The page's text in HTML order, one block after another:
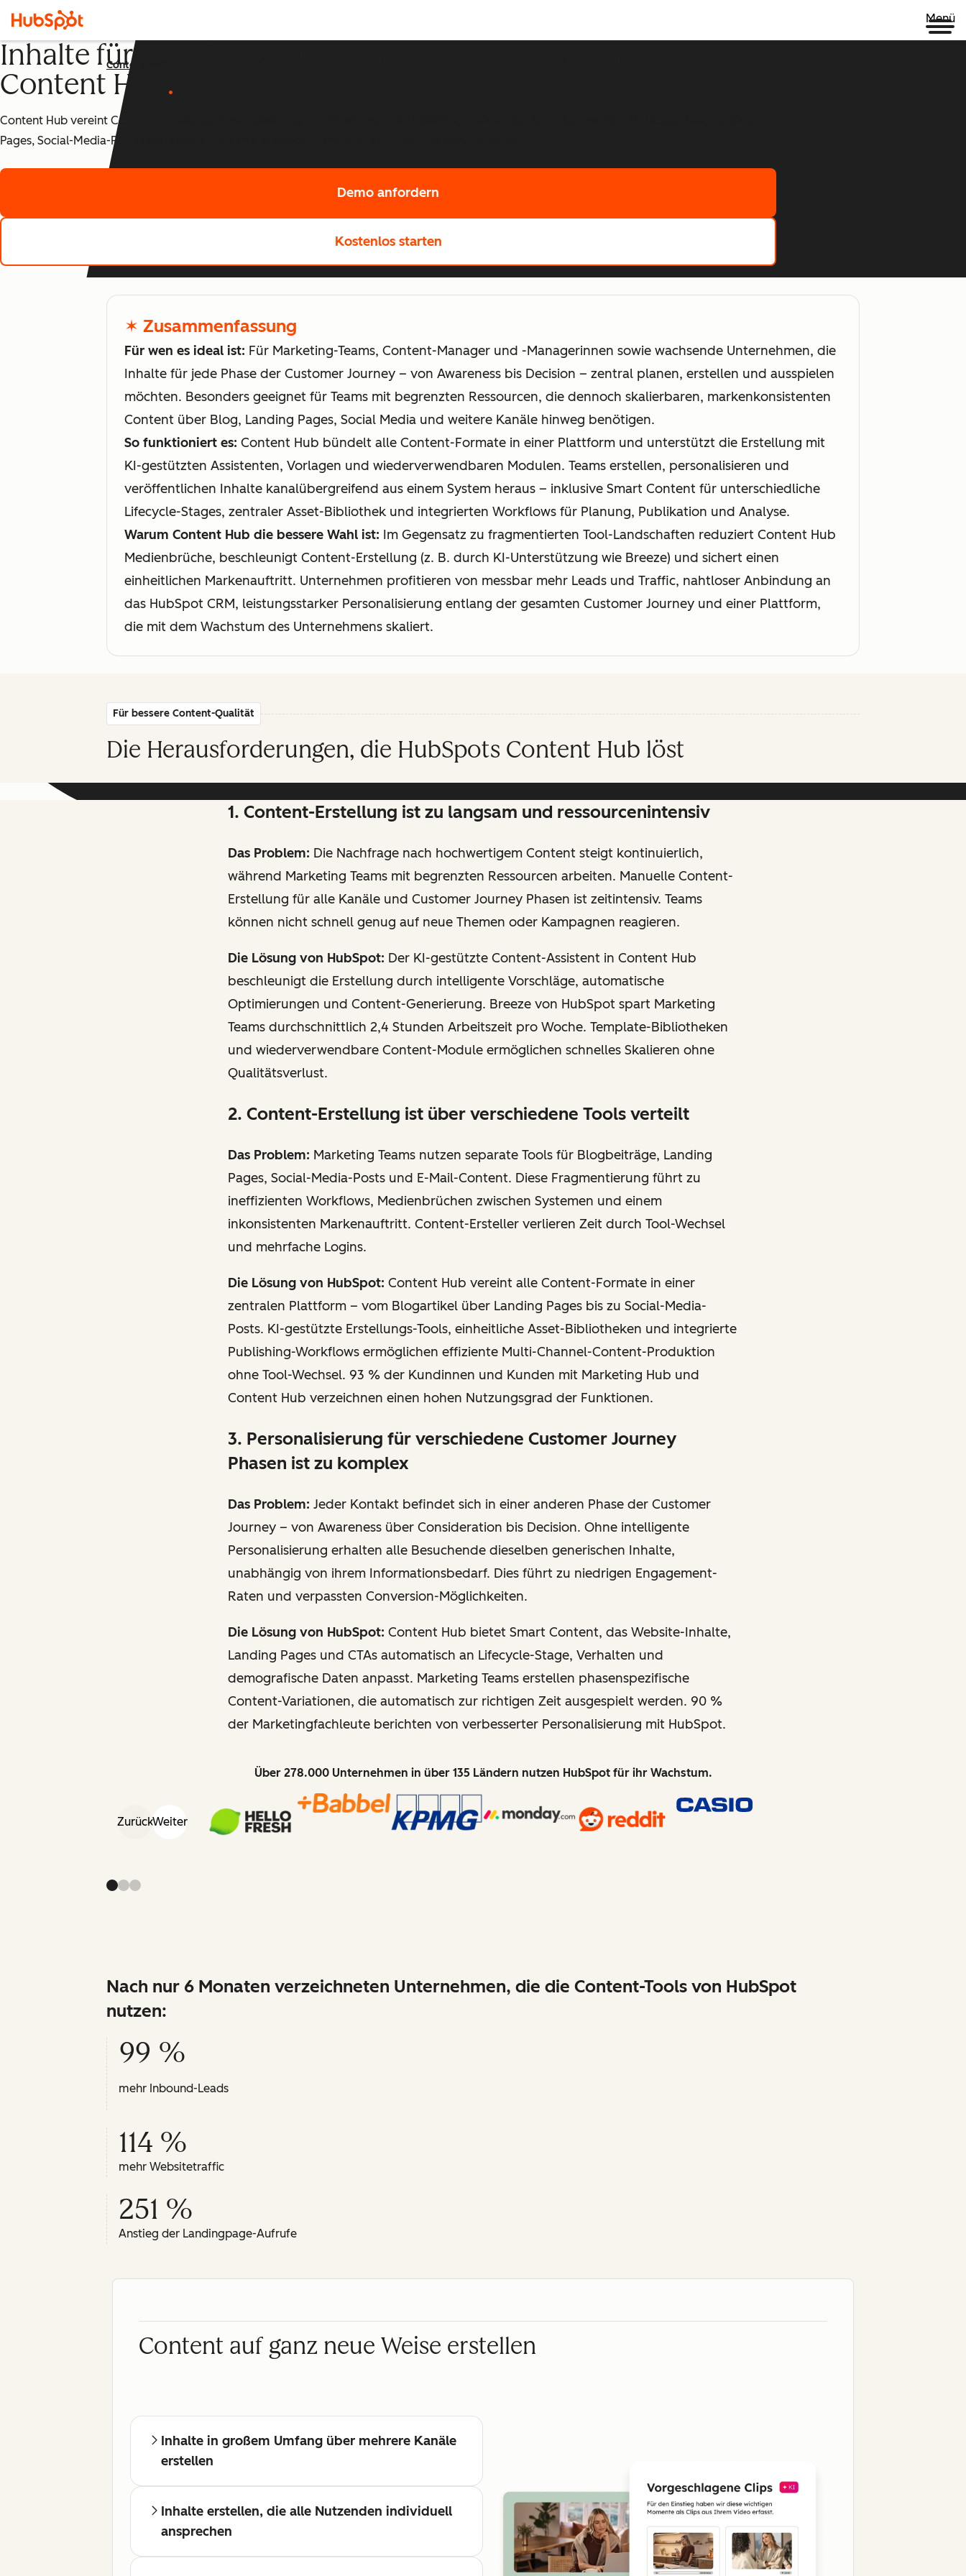
Menü
Content Hub
Inhalte für jede Phase der Customer Journey erstellen – mit
Content Hub
Content Hub vereint Content-Erstellung, Personalisierung und Multi-Channel-Publishing in einer Plattform. So erstellen Sie Blogartikel, Landing
Pages, Social-Media-Posts und Podcasts, die Ihre Kundschaft in jeder Phase ihrer Journey ansprechen.
Demo anfordern
Kostenlos starten
✶ Zusammenfassung
Für wen es ideal ist: Für Marketing-Teams, Content-Manager und -Managerinnen sowie wachsende Unternehmen, die
Inhalte für jede Phase der Customer Journey – von Awareness bis Decision – zentral planen, erstellen und ausspielen
möchten. Besonders geeignet für Teams mit begrenzten Ressourcen, die dennoch skalierbaren, markenkonsistenten
Content über Blog, Landing Pages, Social Media und weitere Kanäle hinweg benötigen.
So funktioniert es: Content Hub bündelt alle Content-Formate in einer Plattform und unterstützt die Erstellung mit
KI-gestützten Assistenten, Vorlagen und wiederverwendbaren Modulen. Teams erstellen, personalisieren und
veröffentlichen Inhalte kanalübergreifend aus einem System heraus – inklusive Smart Content für unterschiedliche
Lifecycle-Stages, zentraler Asset-Bibliothek und integrierten Workflows für Planung, Publikation und Analyse.
Warum Content Hub die bessere Wahl ist: Im Gegensatz zu fragmentierten Tool-Landschaften reduziert Content Hub
Medienbrüche, beschleunigt Content-Erstellung (z. B. durch KI-Unterstützung wie Breeze) und sichert einen
einheitlichen Markenauftritt. Unternehmen profitieren von messbar mehr Leads und Traffic, nahtloser Anbindung an
das HubSpot CRM, leistungsstarker Personalisierung entlang der gesamten Customer Journey und einer Plattform,
die mit dem Wachstum des Unternehmens skaliert.
Für bessere Content-Qualität
Die Herausforderungen, die HubSpots Content Hub löst
1. Content-Erstellung ist zu langsam und ressourcenintensiv
Das Problem: Die Nachfrage nach hochwertigem Content steigt kontinuierlich,
während Marketing Teams mit begrenzten Ressourcen arbeiten. Manuelle Content-
Erstellung für alle Kanäle und Customer Journey Phasen ist zeitintensiv. Teams
können nicht schnell genug auf neue Themen oder Kampagnen reagieren.
Die Lösung von HubSpot: Der KI-gestützte Content-Assistent in Content Hub
beschleunigt die Erstellung durch intelligente Vorschläge, automatische
Optimierungen und Content-Generierung. Breeze von HubSpot spart Marketing
Teams durchschnittlich 2,4 Stunden Arbeitszeit pro Woche. Template-Bibliotheken
und wiederverwendbare Content-Module ermöglichen schnelles Skalieren ohne
Qualitätsverlust.
2. Content-Erstellung ist über verschiedene Tools verteilt
Das Problem: Marketing Teams nutzen separate Tools für Blogbeiträge, Landing
Pages, Social-Media-Posts und E-Mail-Content. Diese Fragmentierung führt zu
ineffizienten Workflows, Medienbrüchen zwischen Systemen und einem
inkonsistenten Markenauftritt. Content-Ersteller verlieren Zeit durch Tool-Wechsel
und mehrfache Logins.
Die Lösung von HubSpot: Content Hub vereint alle Content-Formate in einer
zentralen Plattform – vom Blogartikel über Landing Pages bis zu Social-Media-
Posts. KI-gestützte Erstellungs-Tools, einheitliche Asset-Bibliotheken und integrierte
Publishing-Workflows ermöglichen effiziente Multi-Channel-Content-Produktion
ohne Tool-Wechsel. 93 % der Kundinnen und Kunden mit Marketing Hub und
Content Hub verzeichnen einen hohen Nutzungsgrad der Funktionen.
3. Personalisierung für verschiedene Customer Journey
Phasen ist zu komplex
Das Problem: Jeder Kontakt befindet sich in einer anderen Phase der Customer
Journey – von Awareness über Consideration bis Decision. Ohne intelligente
Personalisierung erhalten alle Besuchende dieselben generischen Inhalte,
unabhängig von ihrem Informationsbedarf. Dies führt zu niedrigen Engagement-
Raten und verpassten Conversion-Möglichkeiten.
Die Lösung von HubSpot: Content Hub bietet Smart Content, das Website-Inhalte,
Landing Pages und CTAs automatisch an Lifecycle-Stage, Verhalten und
demografische Daten anpasst. Marketing Teams erstellen phasenspezifische
Content-Variationen, die automatisch zur richtigen Zeit ausgespielt werden. 90 %
der Marketingfachleute berichten von verbesserter Personalisierung mit HubSpot.
Über 278.000 Unternehmen in über 135 Ländern nutzen HubSpot für ihr Wachstum.
ZurückWeiter
Nach nur 6 Monaten verzeichneten Unternehmen, die die Content-Tools von HubSpot
nutzen:
99 %
mehr Inbound-Leads
114 %
mehr Websitetraffic
251 %
Anstieg der Landingpage-Aufrufe
Content auf ganz neue Weise erstellen
Inhalte in großem Umfang über mehrere Kanäle
erstellen
Inhalte erstellen, die alle Nutzenden individuell
ansprechen